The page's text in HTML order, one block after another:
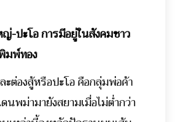
ญ่-ปะโอ การมีอยู่ในสังคมชาว
มพ์ทอง
ะต่องสู้หรือปะโอ คือกลุ่มพ่อค้า
นพม่ามายังสยามเมื่อไม่ต่ำกว่า